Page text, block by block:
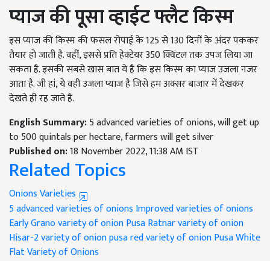
प्याज की पूसा व्हाईट फ्लैट किस्म
इस प्याज की किस्म की फसल रोपाई के 125 से 130 दिनों के अंदर पककर
तैयार हो जाती है. वहीं, इससे प्रति हेक्टेयर 350 क्विंटल तक उपज लिया जा
सकता है. इसकी सबसे खास बात ये है कि इस किस्म का प्याज उजला नजर
आता है. जी हां, ये वही उजला प्याज है जिसे हम अक्सर बाजार में देखकर
देखते ही रह जाते हैं.
English Summary:5 advanced varieties of onions, will get up
to 500 quintals per hectare, farmers will get silver
Published on:18 November 2022, 11:38 AM IST
Related Topics
Onions Varieties
5 advanced varieties of onions Improved varieties of onions
Early Grano variety of onionPusa Ratnar variety of onion
Hisar-2 variety of onionpusa red variety of onionPusa White
Flat Variety of Onions